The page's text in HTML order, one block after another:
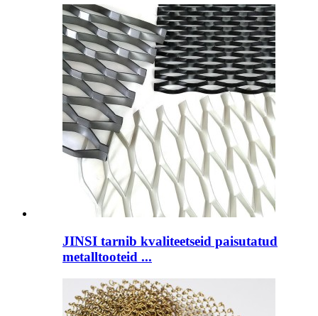
JINSI tarnib kvaliteetseid paisutatud
metalltooteid ...